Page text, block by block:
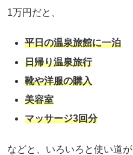
1万円だと、
平日の温泉旅館に一泊
日帰り温泉旅行
靴や洋服の購入
美容室
マッサージ3回分
などと、いろいろと使い道